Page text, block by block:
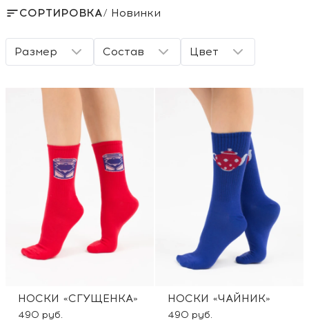
СОРТИРОВКА/ Новинки
Размер Состав Цвет
НОСКИ «СГУЩЕНКА»
490 руб.
НОСКИ «ЧАЙНИК»
490 руб.